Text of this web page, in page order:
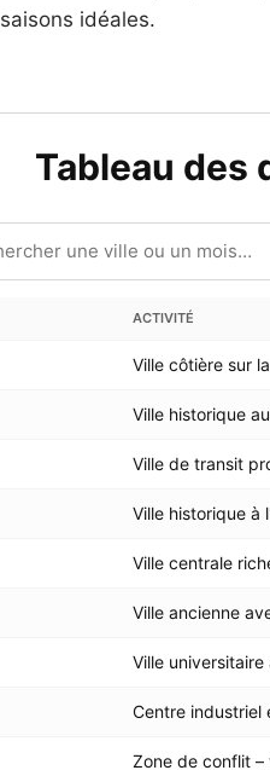
saisons idéales.
Tableau des
ACTIVITÉ
Ville côtière sur
Ville historique
Ville de transit
Ville historique à
Ville centrale
Ville ancienne
Ville
Centre industriel
Zone de conflit